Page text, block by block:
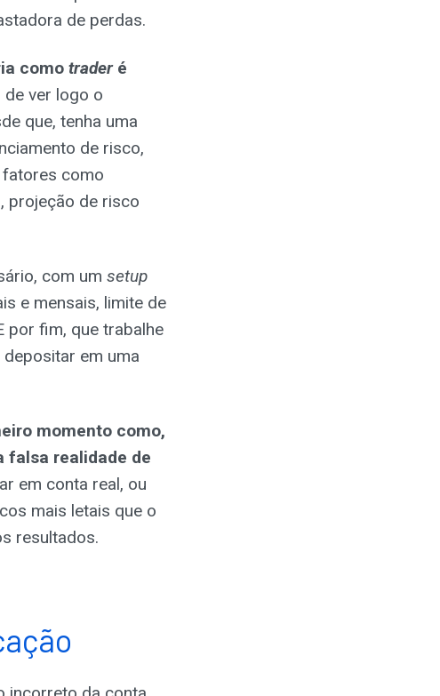
de perdas.
como traderé
ver logo o
que, tenha uma
de risco,
como
projeção de risco
com um setup
e mensais, limite de
por fim, que trabalhe
em uma
momento como,
falsa realidade de
em conta real, ou
mais letais que o
resultados.